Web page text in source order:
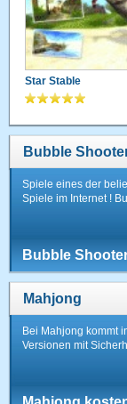
Star Stable
Bubble
Spiele eines der
Spiele im Internet !
Bubble
Mahjong
Bei Mahjong kommt
Versionen mit